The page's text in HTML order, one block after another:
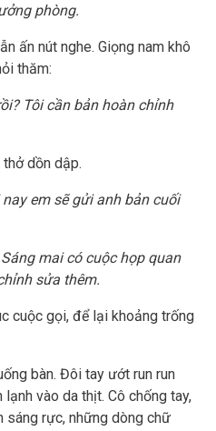
phòng.
ấn nút nghe. Giọng nam khô
thăm:
Tôi cần bản hoàn chỉnh
dồn dập.
em sẽ gửi anh bản cuối
mai có cuộc họp quan
sửa thêm.
cuộc gọi, để lại khoảng trống
bàn. Đôi tay ướt run run
vào da thịt. Cô chống tay,
sáng rực, những dòng chữ